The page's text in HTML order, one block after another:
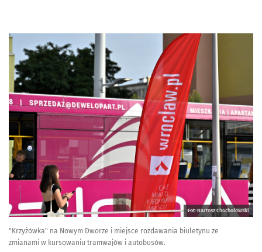
Fot. Bartosz Chochołowski
"Krzyżówka" na Nowym Dworze i miejsce rozdawania biuletynu ze
zmianami w kursowaniu tramwajów i autobusów.